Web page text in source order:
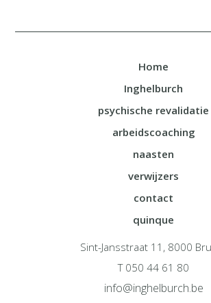
Home
Inghelburch
psychische revalidatie
arbeidscoaching
naasten
verwijzers
contact
quinque
Sint-Jansstraat 11, 8000
T 050 44 61 80
info@inghelburch.be